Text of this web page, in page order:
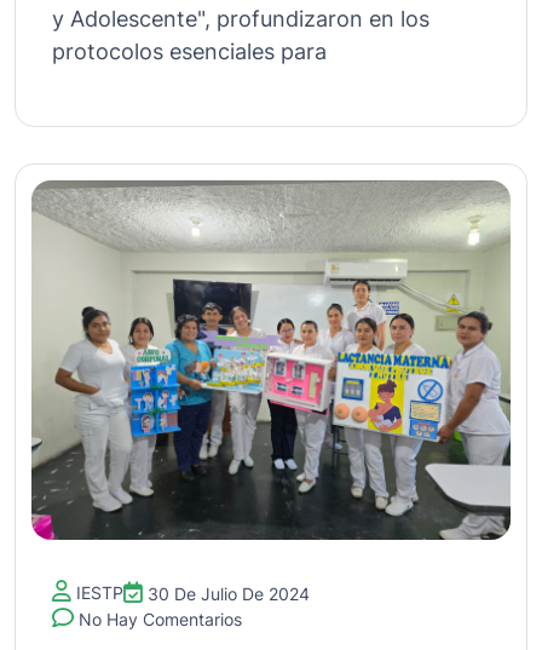
y Adolescente", profundizaron en los
protocolos esenciales para
IESTP
30 De Julio De 2024
No Hay Comentarios